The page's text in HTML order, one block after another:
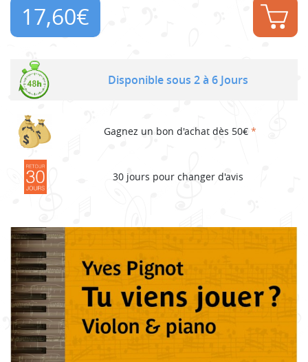
17,60€
Disponible sous 2 à 6 Jours
Gagnez un bon d'achat dès 50€ *
30 jours pour changer d'avis